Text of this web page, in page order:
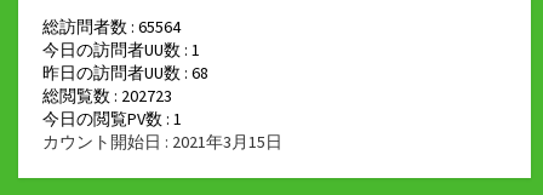
総訪問者数 : 65564
今日の訪問者UU数 : 1
昨日の訪問者UU数 : 68
総閲覧数 : 202723
今日の閲覧PV数 : 1
カウント開始日 : 2021年3月15日